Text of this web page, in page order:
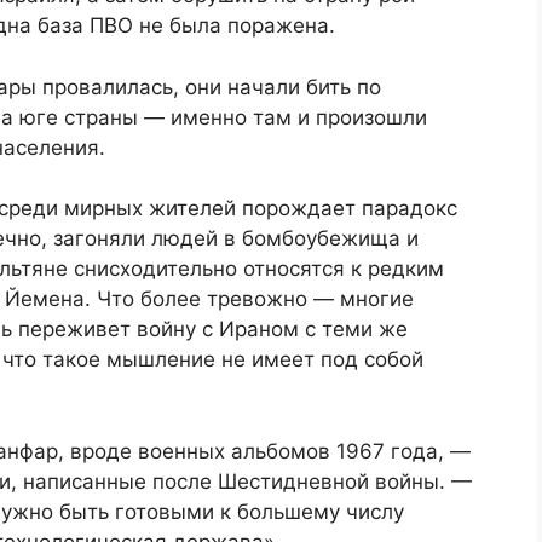
база ПВО не была поражена.
провалилась, они начали бить по
юге страны — именно там и произошли
мирных жителей порождает парадокс
загоняли людей в бомбоубежища и
снисходительно относятся к редким
Йемена. Что более тревожно — многие
переживет войну с Ираном с теми же
такое мышление не имеет под собой
вроде военных альбомов 1967 года, —
написанные после Шестидневной войны. —
быть готовыми к большему числу